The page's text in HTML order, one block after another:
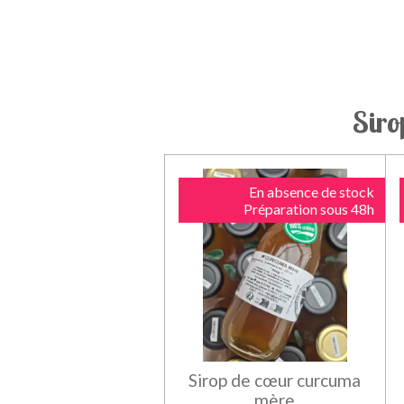
En absence de stock
Préparation sous 48h
Sirop de cœur curcuma
mère